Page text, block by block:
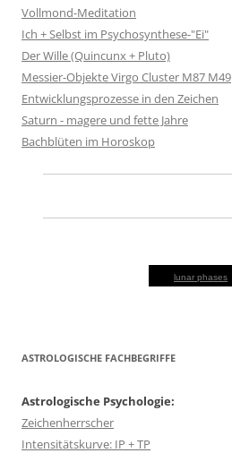
Vollmond-Meditation
Ich + Selbst im Psychosynthese-"Ei"
Der Wille (Quincunx + Pluto)
Messier-Objekte Virgo Cluster M87 M49
Entwicklungsprozesse in den Zeichen
Saturn - magere und fette Jahre
Bachblüten im Horoskop
lunar phases
ASTROLOGISCHE FACHBEGRIFFE
Astrologische Psychologie:
Zeichenherrscher
Intensitätskurve: IP + TP